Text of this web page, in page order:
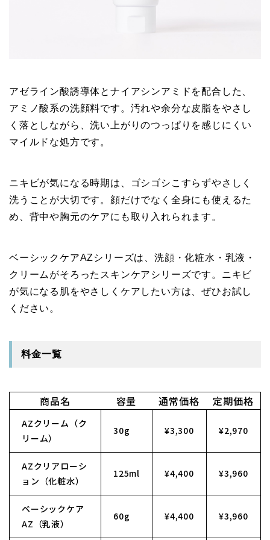
アゼライン酸誘導体とナイアシンアミドを配合した、
アミノ酸系の洗顔料です。汚れや余分な皮脂をやさし
く落としながら、洗い上がりのつっぱりを感じにくい
マイルドな処方です。
ニキビが気になる時期は、ゴシゴシこすらずやさしく
洗うことが大切です。顔だけでなく全身にも使えるた
め、背中や胸元のケアにも取り入れられます。
ベーシックケアAZシリーズは、洗顔・化粧水・乳液・
クリームがそろったスキンケアシリーズです。ニキビ
が気になる肌をやさしくケアしたい方は、ぜひお試し
ください。
料金一覧
商品名 容量 通常価格 定期価格
AZクリーム（ク
リーム）
30g ¥3,300 ¥2,970
AZクリアローシ
ョン（化粧水）
125ml ¥4,400 ¥3,960
ベーシックケア
AZ（乳液）
60g ¥4,400 ¥3,960